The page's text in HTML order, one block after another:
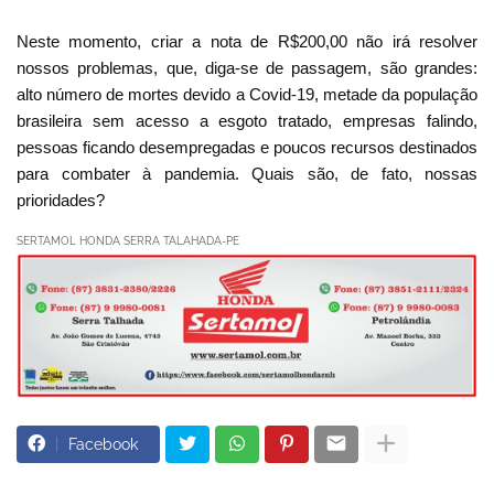
Neste momento, criar a nota de R$200,00 não irá resolver
nossos problemas, que, diga-se de passagem, são grandes:
alto número de mortes devido a Covid-19, metade da população
brasileira sem acesso a esgoto tratado, empresas falindo,
pessoas ficando desempregadas e poucos recursos destinados
para combater à pandemia. Quais são, de fato, nossas
prioridades?
SERTAMOL HONDA SERRA TALAHADA-PE
Facebook